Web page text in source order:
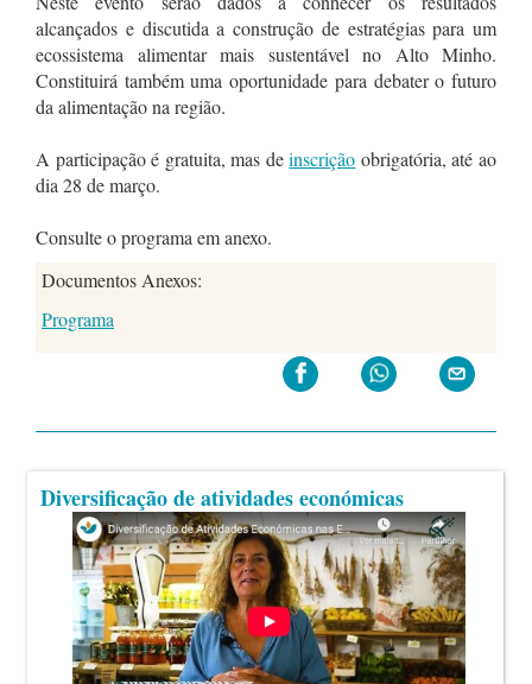
alcançados e discutida a construção de estratégias para um
ecossistema alimentar mais sustentável no Alto Minho.
Constituirá também uma oportunidade para debater o futuro
da alimentação na região.
A participação é gratuita, mas deinscrição obrigatória, até ao
dia 28 de março.
Consulte o programa em anexo.
Documentos Anexos:
Programa
Diversificação de atividades económicas